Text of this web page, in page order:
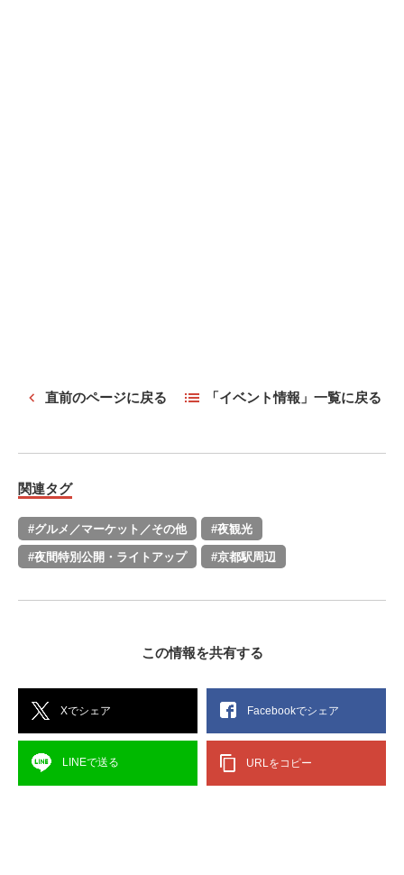
直前のページに戻る 「イベント情報」一覧に戻る
関連タグ
#グルメ／マーケット／その他 #夜観光
#夜間特別公開・ライトアップ #京都駅周辺
この情報を共有する
Xでシェア Facebookでシェア
LINEで送る URLをコピー